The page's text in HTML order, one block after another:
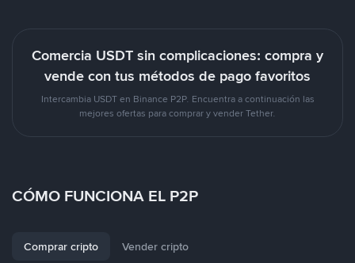
Comercia USDT sin complicaciones: compra y
vende con tus métodos de pago favoritos
Intercambia USDT en Binance P2P. Encuentra a continuación las
mejores ofertas para comprar y vender Tether.
CÓMO FUNCIONA EL P2P
Comprar cripto Vender cripto